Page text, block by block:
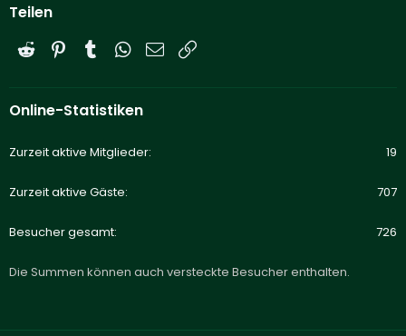
Teilen
Reddit PinterestTumblrWhatsApp
E-Mail
Online-Statistiken
Zurzeit aktive Mitglieder 19
Zurzeit aktive Gäste 707
Besucher gesamt 726
Die Summen können auch versteckte Besucher enthalten.